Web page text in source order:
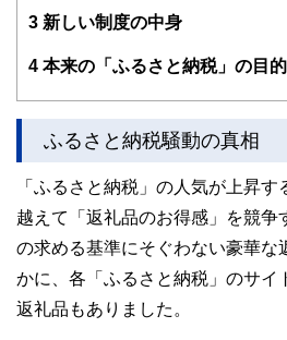
決意。自らの経験を活かした
目指す中「離婚後の女性が自
する中に、FPの仕事と出会う
ろう？特に女性には敷居が高
かりやすくお金や資産の提案
女性が資産運用について学び
※確定拠出年金相談ねっと
https://wiselife.biz/fp/mterakado/
女性のための電話相談『
3 新しい制度の中身
4 本来の「ふるさと納税」の目
ふるさと納税騒動の真相
「ふるさと納税」の人気が上昇
越えて「返礼品のお得感」を競争
の求める基準にそぐわない豪華な
かに、各「ふるさと納税」のサイ
返礼品もありました。